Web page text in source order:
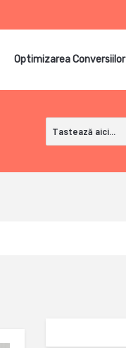
Optimizarea Conversiilor